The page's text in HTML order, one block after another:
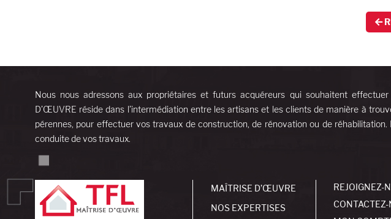
Nous nous adressons aux propriétaires et futurs acquéreurs qui souhaitent
D’ŒUVRE réside dans l’intermédiation entre les artisans et les clients de manière à
pérennes, pour effectuer vos travaux de construction, de rénovation ou de réhabilitation.
conduite de vos travaux.
MAÎTRISE D’ŒUVRE
NOS EXPERTISES
REJOIGNEZ-